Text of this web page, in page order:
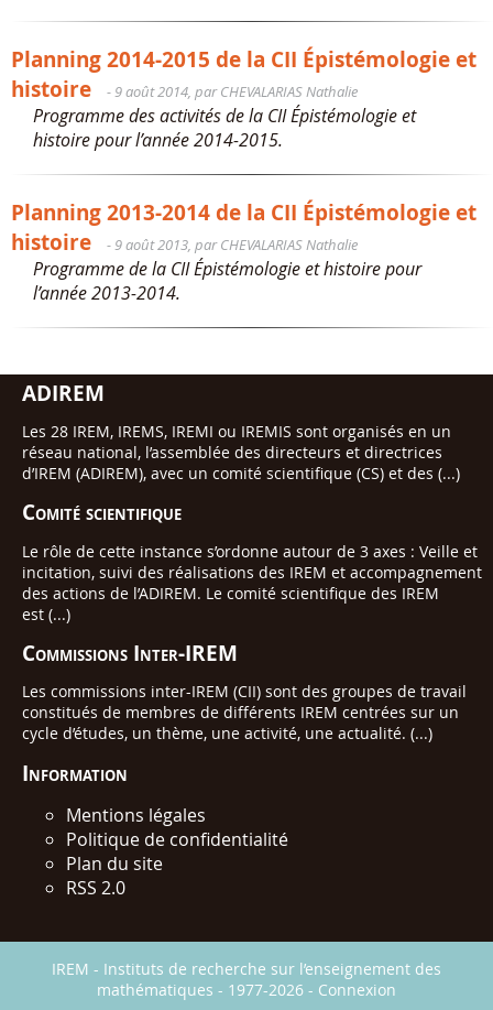
Planning 2014-2015 de la CII Épistémologie et
histoire
- 9 août 2014, par CHEVALARIAS Nathalie
Programme des activités de la CII Épistémologie et
histoire pour l’année 2014-2015.
Planning 2013-2014 de la CII Épistémologie et
histoire
- 9 août 2013, par CHEVALARIAS Nathalie
Programme de la CII Épistémologie et histoire pour
l’année 2013-2014.
ADIREM
Les 28 IREM, IREMS, IREMI ou IREMIS sont organisés en un
réseau national, l’assemblée des directeurs et directrices
d’IREM (ADIREM), avec un comité scientifique (CS) et des (...)
Comité scientifique
Le rôle de cette instance s’ordonne autour de 3 axes : Veille et
incitation, suivi des réalisations des IREM et accompagnement
des actions de l’ADIREM. Le comité scientifique des IREM
est (...)
Commissions Inter-IREM
Les commissions inter-IREM (CII) sont des groupes de travail
constitués de membres de différents IREM centrées sur un
cycle d’études, un thème, une activité, une actualité. (...)
Information
Mentions légales
Politique de confidentialité
Plan du site
RSS 2.0
IREM - Instituts de recherche sur l’enseignement des
mathématiques - 1977-2026 - Connexion